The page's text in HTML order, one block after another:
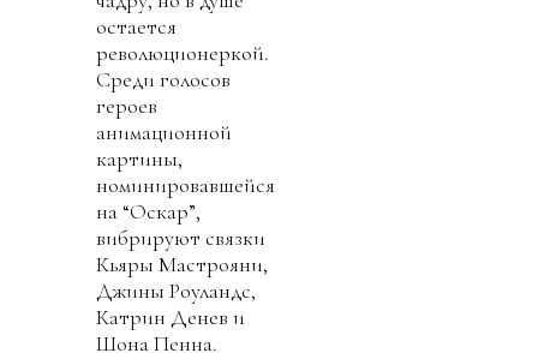
остается
революционеркой.
Среди голосов
героев
анимационной
картины,
номинировавшейся
на “Оскар”,
вибрируют связки
Кьяры Мастрояни,
Джины Роуландс,
Катрин Денев и
Шона Пенна.